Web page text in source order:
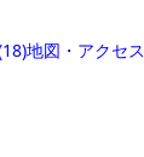
地図・アクセス